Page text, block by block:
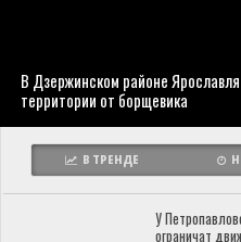
В Дзержинском районе
территории от борщевика
В ТРЕНДЕ
У
ограничат